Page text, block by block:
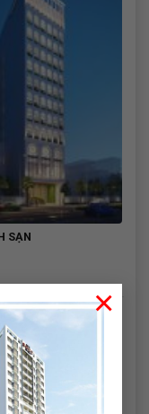
×
SẠN